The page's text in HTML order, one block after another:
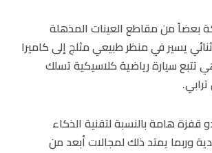
بعضاً من مقاطع العينات المذهلة
يسير في منظر طبيعي مثلج إلى كاميرا
سيارة رياضية كلاسيكية تسلك
قفزة هامة بالنسبة لتقنية الذكاء
وربما يمتد ذلك لمجالات أبعد من